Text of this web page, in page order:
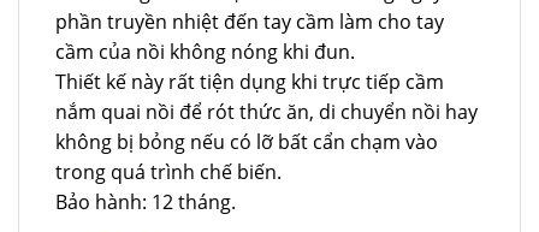
phần truyền nhiệt đến tay cầm làm cho tay
cầm của nồi không nóng khi đun.
Thiết kế này rất tiện dụng khi trực tiếp cầm
nắm quai nồi để rót thức ăn, di chuyển nồi hay
không bị bỏng nếu có lỡ bất cẩn chạm vào
trong quá trình chế biến.
Bảo hành: 12 tháng.